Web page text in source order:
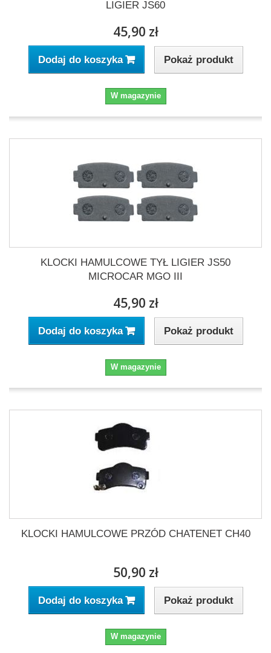
LIGIER JS60
45,90 zł
Dodaj do koszyka Pokaż produkt
W magazynie
KLOCKI HAMULCOWE TYŁ LIGIER JS50
MICROCAR MGO III
45,90 zł
Dodaj do koszyka Pokaż produkt
W magazynie
KLOCKI HAMULCOWE PRZÓD CHATENET CH40
50,90 zł
Dodaj do koszyka Pokaż produkt
W magazynie